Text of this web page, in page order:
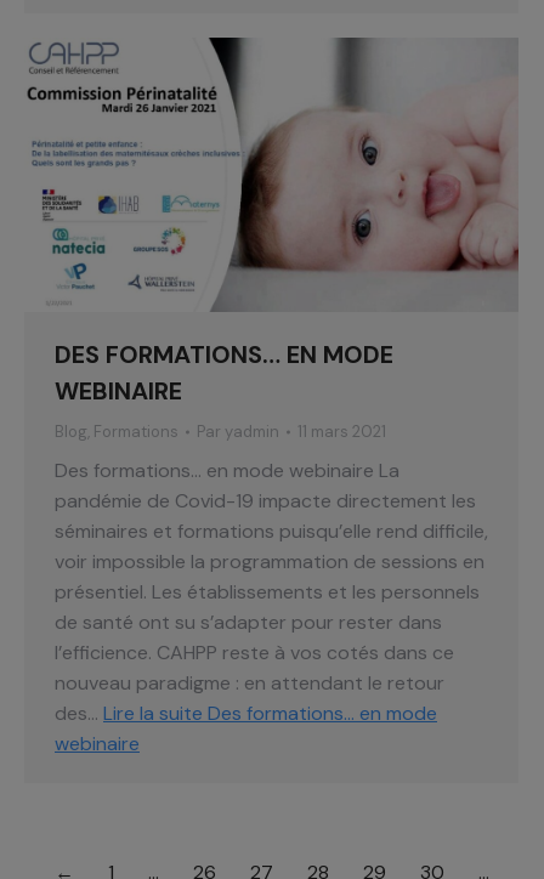
DES FORMATIONS… EN MODE
WEBINAIRE
Blog, Formations Par yadmin 11 mars 2021
Des formations… en mode webinaire La
pandémie de Covid-19 impacte directement les
séminaires et formations puisqu’elle rend difficile,
voir impossible la programmation de sessions en
présentiel. Les établissements et les personnels
de santé ont su s’adapter pour rester dans
l’efficience. CAHPP reste à vos cotés dans ce
nouveau paradigme : en attendant le retour
des… Lire la suite Des formations… en mode
webinaire
← 1 … 26 27 28 29 30 …